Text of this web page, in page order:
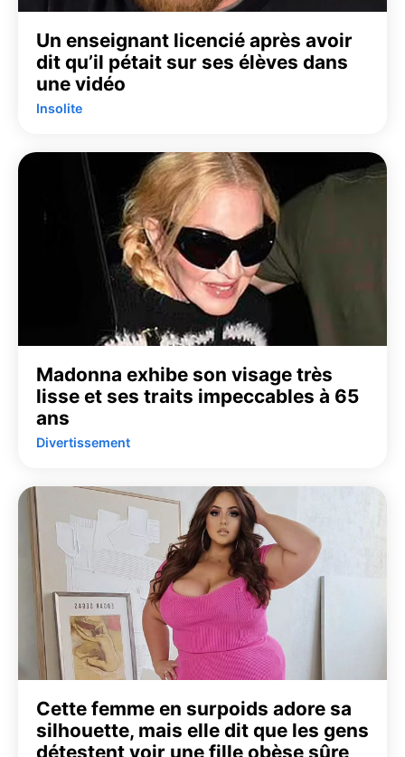
Un enseignant licencié après avoir
dit qu’il pétait sur ses élèves dans
une vidéo
Insolite
Madonna exhibe son visage très
lisse et ses traits impeccables à 65
ans
Divertissement
Cette femme en surpoids adore sa
silhouette, mais elle dit que les gens
détestent voir une fille obèse sûre